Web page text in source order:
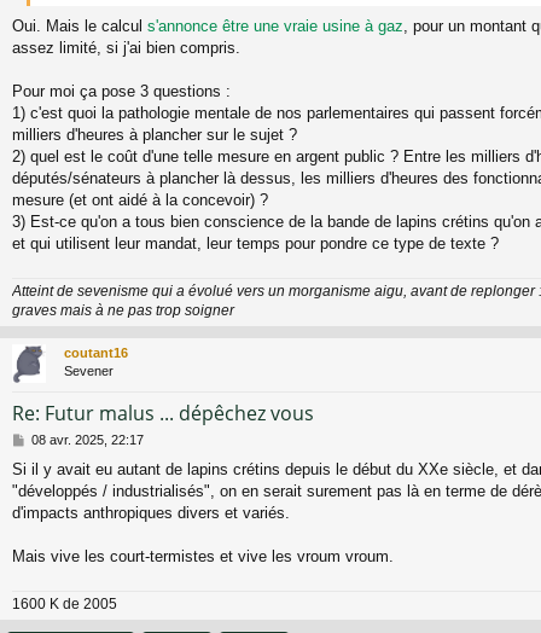
e
Oui. Mais le calcul s'annonce être une vraie usine à gaz , pour un montant
assez limité, si j'ai bien compris.
Pour moi ça pose 3 questions :
1) c'est quoi la pathologie mentale de nos parlementaires qui passent
milliers d'heures à plancher sur le sujet ?
2) quel est le coût d'une telle mesure en argent public ? Entre les milliers
députés/sénateurs à plancher là dessus, les milliers d'heures des
mesure (et ont aidé à la concevoir) ?
3) Est-ce qu'on a tous bien conscience de la bande de lapins crétins qu'on
et qui utilisent leur mandat, leur temps pour pondre ce type de texte ?
Atteint de sevenisme qui a évolué vers un morganisme aigu, avant de replonger
graves mais à ne pas trop soigner
coutant16
Sevener
Re: Futur malus ... dépêchez vous
M
s
s
a
08 avr. 2025, 22:17
Si il y avait eu autant de lapins crétins depuis le début du XXe siècle, et
"développés / industrialisés", on en serait surement pas là en terme de
d'impacts anthropiques divers et variés.
Mais vive les court-termistes et vive les vroum vroum.
1600 K de 2005